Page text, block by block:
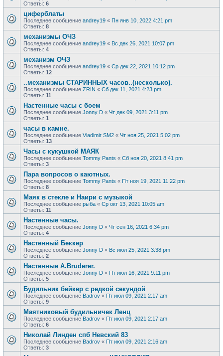
Ответы: 6
циферблаты
Последнее сообщение andrey19 « Пн янв 10, 2022 4:21 pm
Ответы: 8
механизмы ОЧЗ
Последнее сообщение andrey19 « Вс дек 26, 2021 10:07 pm
Ответы: 4
механизм ОЧЗ
Последнее сообщение andrey19 « Ср дек 22, 2021 10:12 pm
Ответы: 12
..механизмы СТАРИННЫХ часов..(несколько).
Последнее сообщение ZRIN « Сб дек 11, 2021 4:23 pm
Ответы: 11
Настенные часы с боем
Последнее сообщение Jonny D « Чт дек 09, 2021 3:11 pm
Ответы: 1
часы в камне.
Последнее сообщение Vladimir SM2 « Чт ноя 25, 2021 5:02 pm
Ответы: 13
Часы с кукушкой МАЯК
Последнее сообщение Tommy Pants « Сб ноя 20, 2021 8:41 pm
Ответы: 3
Пара вопросов о каютных.
Последнее сообщение Tommy Pants « Пт ноя 19, 2021 11:22 pm
Ответы: 8
Маяк в стекле и Наири с музыкой
Последнее сообщение рыба « Ср окт 13, 2021 10:05 am
Ответы: 11
Настенные часы.
Последнее сообщение Jonny D « Чт сен 16, 2021 6:34 pm
Ответы: 4
Настенный Беккер
Последнее сообщение Jonny D « Вс июл 25, 2021 3:38 pm
Ответы: 2
Настенные A.Bruderer.
Последнее сообщение Jonny D « Пт июл 16, 2021 9:11 pm
Ответы: 5
Будильник бейкер с редкой секундой
Последнее сообщение Badrov « Пт июл 09, 2021 2:17 am
Ответы: 9
Маятниковый будильничек Ленц
Последнее сообщение Badrov « Пт июл 09, 2021 2:17 am
Ответы: 6
Николай Линден спб Невский 83
Последнее сообщение Badrov « Пт июл 09, 2021 2:16 am
Ответы: 3